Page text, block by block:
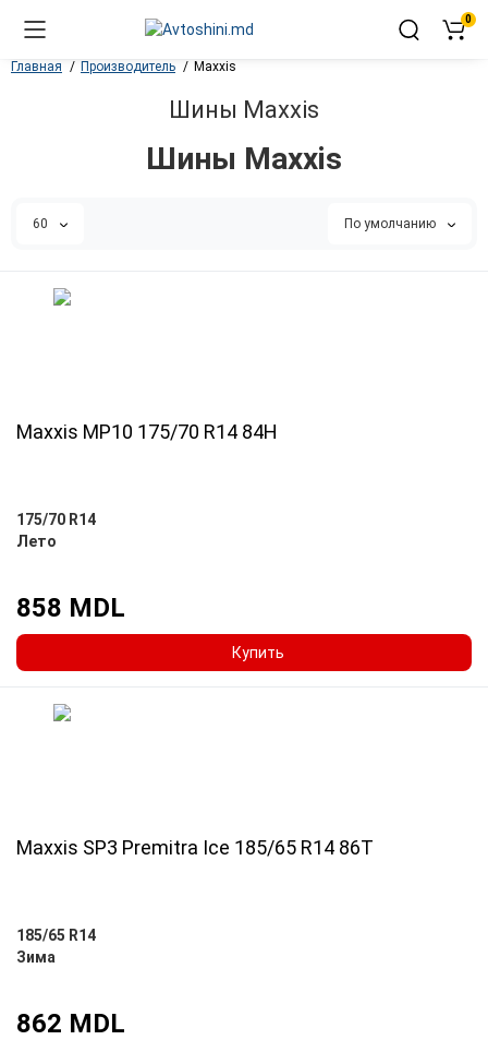
0
Главная Производитель Maxxis
Шины Maxxis
Шины Maxxis
60 По умолчанию
Maxxis MP10 175/70 R14 84H
175/70 R14
Лето
858 MDL
Купить
Maxxis SP3 Premitra Ice 185/65 R14 86T
185/65 R14
Зима
862 MDL